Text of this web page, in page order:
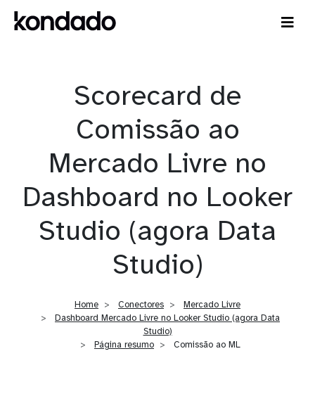
Scorecard de
Comissão ao
Mercado Livre no
Dashboard no Looker
Studio (agora Data
Studio)
Home Conectores
Mercado Livre
Dashboard Mercado Livre no Looker Studio (agora Data
Studio)
Página resumo
Comissão ao ML